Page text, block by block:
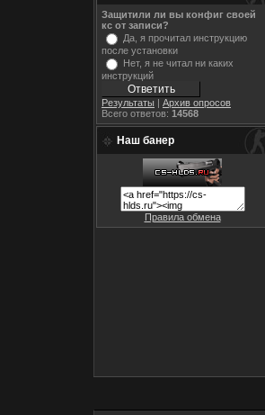
Защитили ли вы конфиг своей
кс от записи?
Да, я прочитал инструкцию
после установки
Нет, я не читал ни каких
инструкций
Результаты | Архив опросов
Всего ответов: 14568
Наш банер
Правила обмена